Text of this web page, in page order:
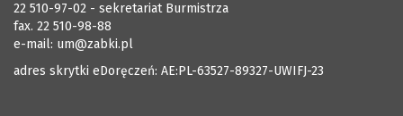
22 510-97-02 - sekretariat Burmistrza
fax. 22 510-98-88
e-mail: um@zabki.pl
adres skrytki eDoręczeń: AE:PL-63527-89327-UWIFJ-23